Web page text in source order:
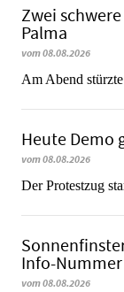
Zwei
Palma
vom 08.08.2026
Am Abend
Heute Demo
vom 08.08.2026
Der Protestzug
Info-
vom 08.08.2026